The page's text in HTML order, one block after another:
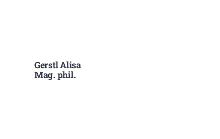
Gerstl Alisa
Mag. phil.